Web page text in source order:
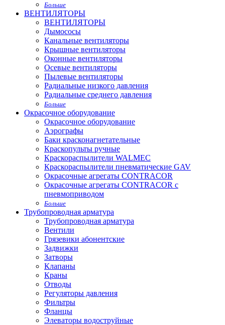
Больше
ВЕНТИЛЯТОРЫ
ВЕНТИЛЯТОРЫ
Дымососы
Канальные вентиляторы
Крышные вентиляторы
Оконные вентиляторы
Осевые вентиляторы
Пылевые вентиляторы
Радиальные низкого давления
Радиальные среднего давления
Больше
Окрасочное оборудование
Окрасочное оборудование
Аэрографы
Баки красконагнетательные
Краскопульты ручные
Краскораспылители WALMEC
Краскораспылители пневматические GAV
Окрасочные агрегаты CONTRACOR
Окрасочные агрегаты CONTRACOR с
пневмоприводом
Больше
Трубопроводная арматура
Трубопроводная арматура
Вентили
Грязевики абонентские
Задвижки
Затворы
Клапаны
Краны
Отводы
Регуляторы давления
Фильтры
Фланцы
Элеваторы водоструйные